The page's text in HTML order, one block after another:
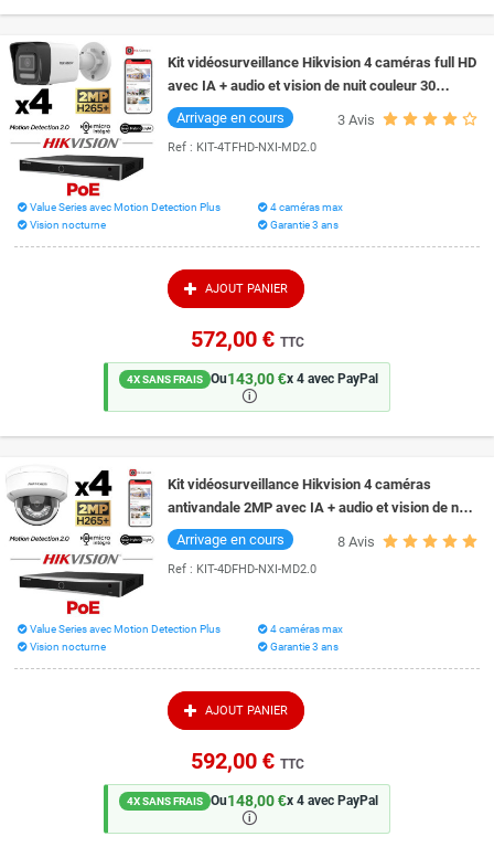
Kit vidéosurveillance Hikvision 4 caméras full HD
avec IA + audio et vision de nuit couleur 30
mètres Smart Hybrid Light
3Avis
Arrivage en cours
Ref : KIT-4TFHD-NXI-MD2.0
Value Series avec Motion Detection Plus
Vision nocturne
4 caméras max
Garantie 3 ans
AJOUT PANIER
572,00 € TTC
4X SANS FRAIS Ou143,00 €x 4 avec PayPal
🛈
Kit vidéosurveillance Hikvision 4 caméras
antivandale 2MP avec IA + audio et vision de nuit
couleur 30 mètres Smart Hybrid Light
8Avis
Arrivage en cours
Ref : KIT-4DFHD-NXI-MD2.0
Value Series avec Motion Detection Plus
Vision nocturne
4 caméras max
Garantie 3 ans
AJOUT PANIER
592,00 € TTC
4X SANS FRAIS Ou148,00 €x 4 avec PayPal
🛈